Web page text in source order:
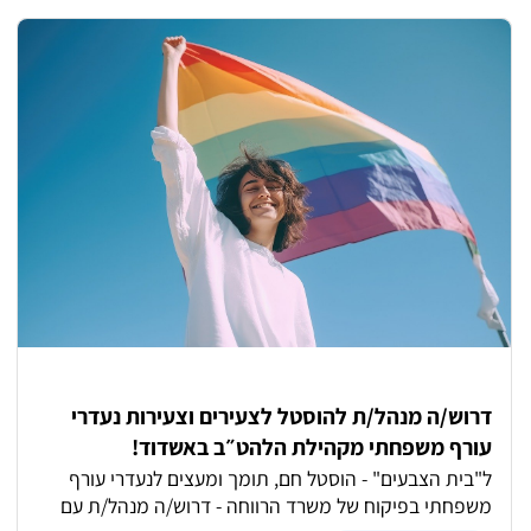
צמיחה והתפתחות בקהילה חיזוק העצמאות והמיומנויות
היומיומיות יצירת סביבה ביתית, תומכת ומכילה עבודה כחלק
מצוות מקצועי, מסור ומשפחתי דרישות התפקיד: סבלנות,
אמפתיה ויכולת הכלה גבוהה יכולת עבודה עם אוכלוסיות
רגישות גמישות ויכולת להתמודד עם מצבים משתנים נכונות
לעבודה במשמרות - כולל סופי שבוע מה תוכלו לקבל אצלנו?
סבסוד לימודים לתואר טיפולי המלצה חמה ללימודי תואר
שני הזדמנות להיות חלק מהקמה של מסגרת חדשה
וייחודית! סביבת עבודה חמה, מקצועית ותומכת הכשרות
והדרכות מקצועיות שוטפות לאורך כל הדרך מנהלת מסגרת
זמינה לכל שאלה וליווי מקצועי צמוד אפשרויות קידום ופיתוח
אישי העבודה מוכרת כעבודה מועדפת! מיקום: חולון
דרוש/ה מנהל/ת להוסטל לצעירים וצעירות נעדרי
עורף משפחתי מקהילת הלהט״ב באשדוד!
ל"בית הצבעים" - הוסטל חם, תומך ומעצים לנעדרי עורף
משפחתי בפיקוח של משרד הרווחה - דרוש/ה מנהל/ת עם